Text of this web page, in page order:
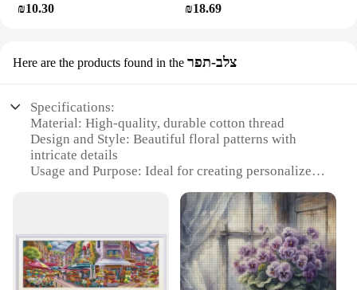
₪10.30 ₪18.69
Here are the products found in the צלב-תפר
Specifications:
Material: High-quality, durable cotton thread
Design and Style: Beautiful floral patterns with
intricate details
Usage and Purpose: Ideal for creating personalized
Type and Category: Cross Stitch Kit
Performance and Property: Easy-to-follow
instructions and pre-sorted threads for convenience
Parts and Accessories: Includes all necessary
materials for a complete project